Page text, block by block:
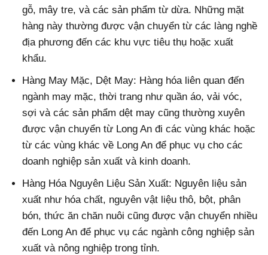
gỗ, mây tre, và các sản phẩm từ dừa. Những mặt
hàng này thường được vận chuyển từ các làng nghề
địa phương đến các khu vực tiêu thụ hoặc xuất
khẩu.
Hàng May Mặc, Dệt May: Hàng hóa liên quan đến
ngành may mặc, thời trang như quần áo, vải vóc,
sợi và các sản phẩm dệt may cũng thường xuyên
được vận chuyển từ Long An đi các vùng khác hoặc
từ các vùng khác về Long An để phục vụ cho các
doanh nghiệp sản xuất và kinh doanh.
Hàng Hóa Nguyên Liệu Sản Xuất: Nguyên liệu sản
xuất như hóa chất, nguyên vật liệu thô, bột, phân
bón, thức ăn chăn nuôi cũng được vận chuyển nhiều
đến Long An để phục vụ các ngành công nghiệp sản
xuất và nông nghiệp trong tỉnh.